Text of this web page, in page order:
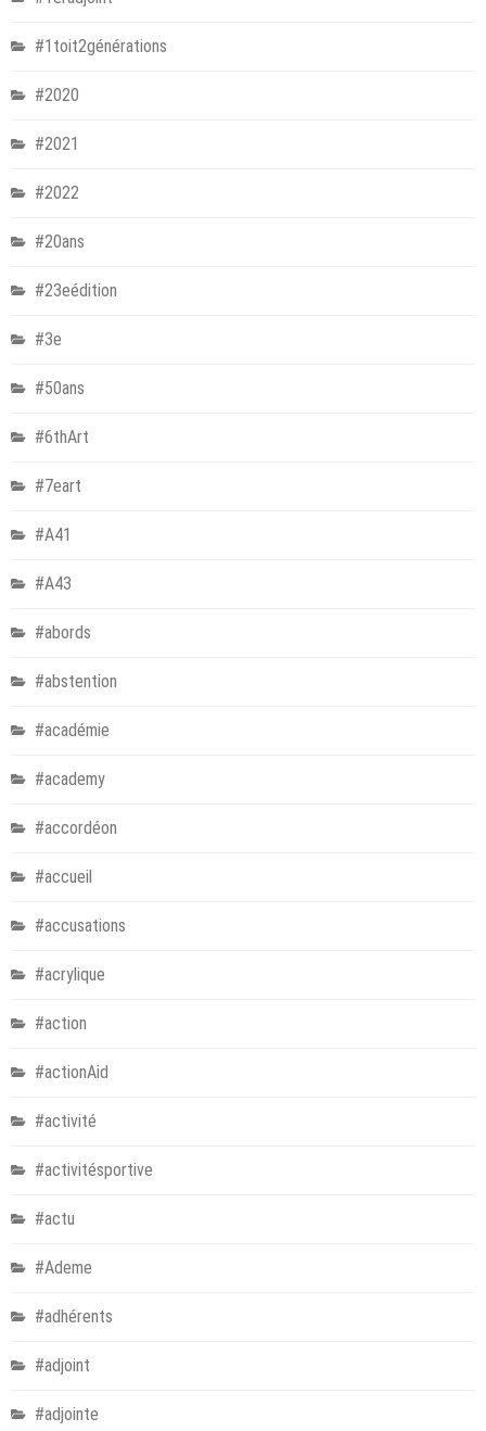
#1toit2générations
#2020
#2021
#2022
#20ans
#23eédition
#3e
#50ans
#6thArt
#7eart
#A41
#A43
#abords
#abstention
#académie
#academy
#accordéon
#accueil
#accusations
#acrylique
#action
#actionAid
#activité
#activitésportive
#actu
#Ademe
#adhérents
#adjoint
#adjointe